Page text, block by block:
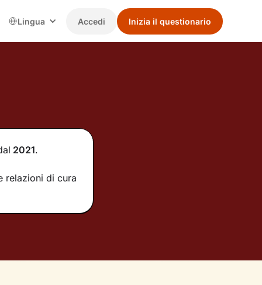
Lingua Accedi Inizia il questionario
2021.
relazioni di cura